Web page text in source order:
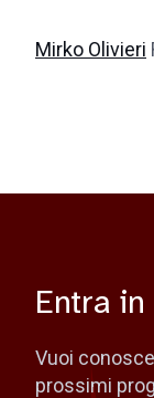
Mirko Olivieri
Entra
Vuoi
prossimi